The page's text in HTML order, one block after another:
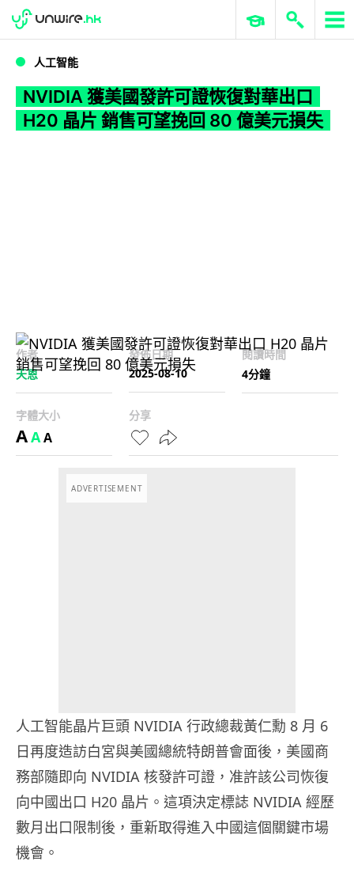
WWDC 2026 ERP 與商業 AI
人工智能
NVIDIA 獲美國發許可證恢復對華出口
H20 晶片 銷售可望挽回 80 億美元損失
作者
天恩
發佈日期
2025-08-10
閱讀時間
4分鐘
字體大小
AAA
分享
ADVERTISEMENT
人工智能晶片巨頭 NVIDIA 行政總裁黃仁勳 8 月 6
日再度造訪白宮與美國總統特朗普會面後，美國商
務部隨即向 NVIDIA 核發許可證，准許該公司恢復
向中國出口 H20 晶片。這項決定標誌 NVIDIA 經歷
數月出口限制後，重新取得進入中國這個關鍵市場
機會。